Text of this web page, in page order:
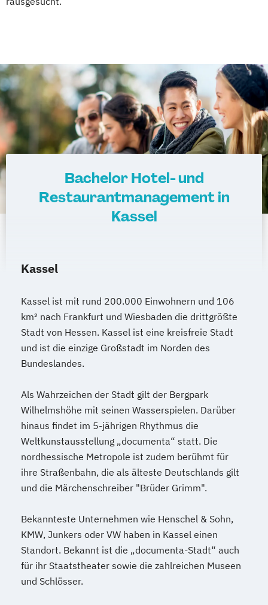
Bachelor Hotel- und
Restaurantmanagement in
Kassel
Kassel
Kassel ist mit rund 200.000 Einwohnern und 106
km² nach Frankfurt und Wiesbaden die drittgrößte
Stadt von Hessen. Kassel ist eine kreisfreie Stadt
und ist die einzige Großstadt im Norden des
Bundeslandes.
Als Wahrzeichen der Stadt gilt der Bergpark
Wilhelmshöhe mit seinen Wasserspielen. Darüber
hinaus findet im 5-jährigen Rhythmus die
Weltkunstausstellung „documenta“ statt. Die
nordhessische Metropole ist zudem berühmt für
ihre Straßenbahn, die als älteste Deutschlands gilt
und die Märchenschreiber "Brüder Grimm".
Bekannteste Unternehmen wie Henschel & Sohn,
KMW, Junkers oder VW haben in Kassel einen
Standort. Bekannt ist die „documenta-Stadt“ auch
für ihr Staatstheater sowie die zahlreichen Museen
und Schlösser.